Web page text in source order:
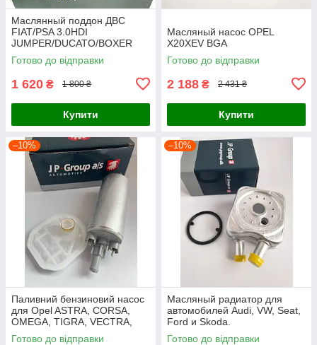
Маслянный поддон ДВС
FIAT/PSA 3.0HDI
JUMPER/DUCATO/BOXER
2006-2012 BGA
Готово до відправки
1 620 ₴ 1 800 ₴
Купити
Масляный насос OPEL
X20XEV BGA
Готово до відправки
2 188 ₴ 2 431 ₴
Купити
–10%
Паливний бензиновий насос
для Opel ASTRA, CORSA,
OMEGA, TIGRA, VECTRA,
ZAFIRA
Готово до відправки
–10%
Масляный радиатор для
автомобилей Audi, VW, Seat,
Ford и Skoda.
Готово до відправки